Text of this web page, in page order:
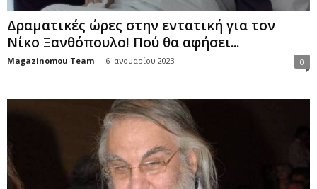
Δραματικές ώρες στην εντατική για τον
Νίκο Ξανθόπουλο! Πού θα αφήσει...
Magazinomou Team - 6 Ιανουαρίου 2023 0